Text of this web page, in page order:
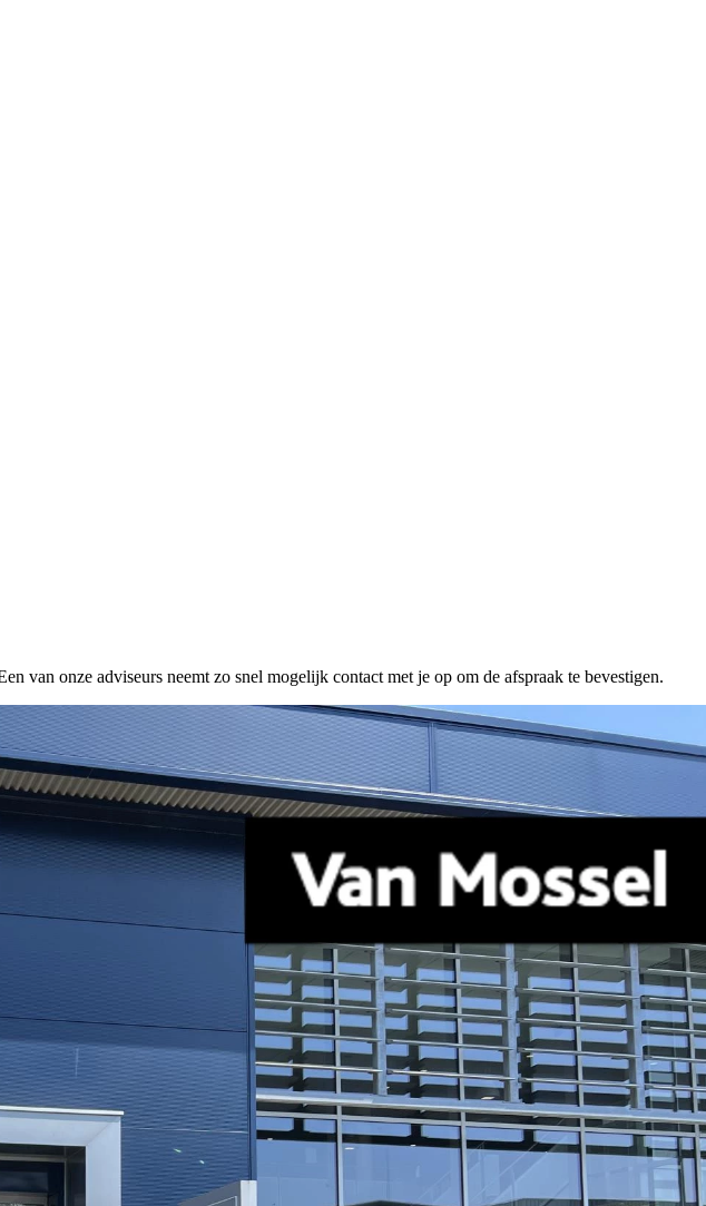
van onze adviseurs neemt zo snel mogelijk contact met je op om de afspraak te bevestigen.